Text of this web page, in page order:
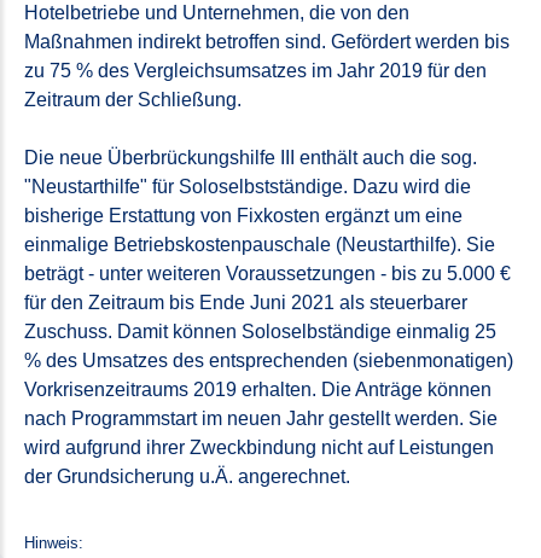
Hotelbetriebe und Unternehmen, die von den
Maßnahmen indirekt betroffen sind. Gefördert werden bis
zu 75 % des Vergleichsumsatzes im Jahr 2019 für den
Zeitraum der Schließung.
Die neue Überbrückungshilfe III enthält auch die sog.
"Neustarthilfe" für Soloselbstständige. Dazu wird die
bisherige Erstattung von Fixkosten ergänzt um eine
einmalige Betriebskostenpauschale (Neustarthilfe). Sie
beträgt - unter weiteren Voraussetzungen - bis zu 5.000 €
für den Zeitraum bis Ende Juni 2021 als steuerbarer
Zuschuss. Damit können Soloselbständige einmalig 25
% des Umsatzes des entsprechenden (siebenmonatigen)
Vorkrisenzeitraums 2019 erhalten. Die Anträge können
nach Programmstart im neuen Jahr gestellt werden. Sie
wird aufgrund ihrer Zweckbindung nicht auf Leistungen
der Grundsicherung u.Ä. angerechnet.
Hinweis: